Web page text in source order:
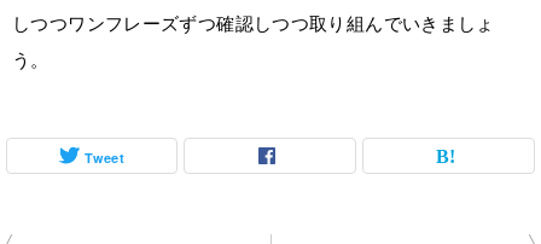
しつつワンフレーズずつ確認しつつ取り組んでいきましょ
う。
Tweet